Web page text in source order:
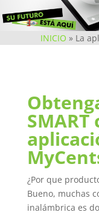
INICIO » La
SMART
¿Por que
Bueno, muchas
inalámbrica es